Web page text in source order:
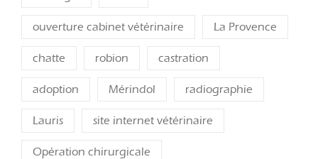
ouverture cabinet vétérinaire La Provence
chatte robion castration
adoption Mérindol radiographie
Lauris site internet vétérinaire
Opération chirurgicale